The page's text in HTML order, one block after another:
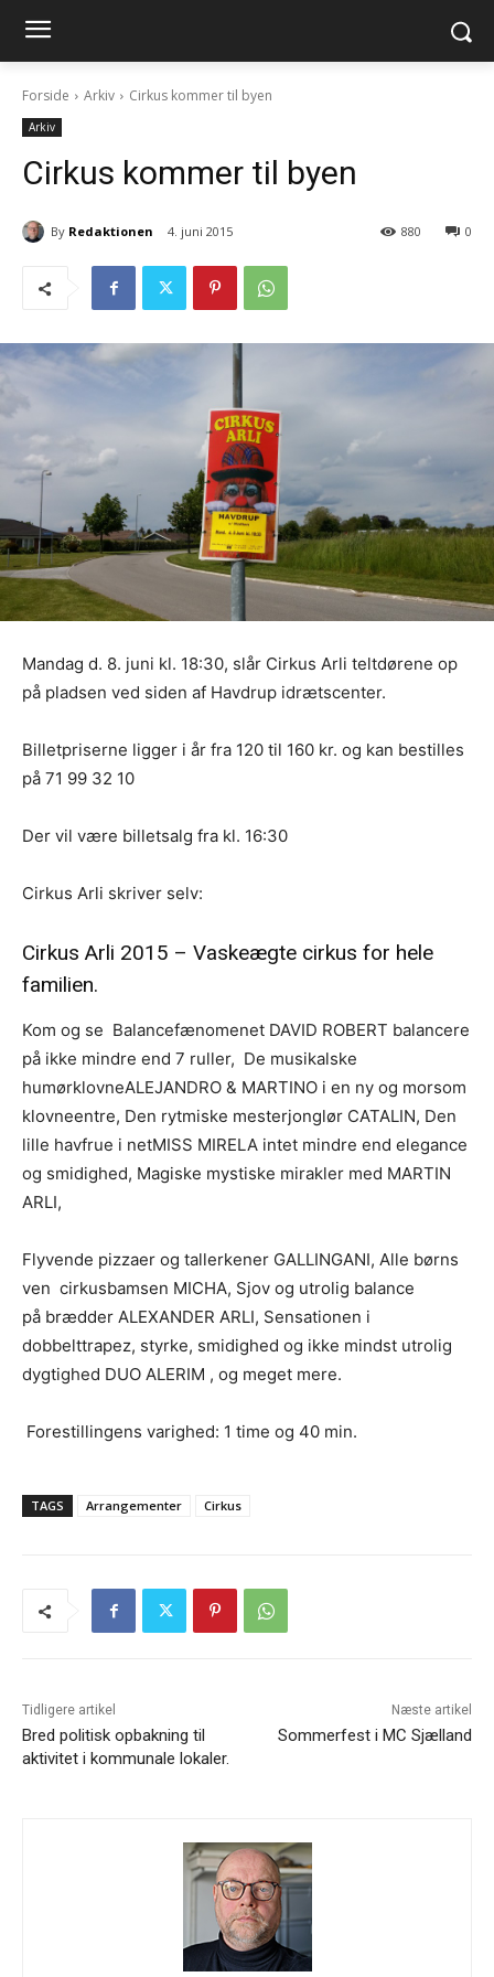
Forside Arkiv Cirkus kommer til byen
Arkiv
Cirkus kommer til byen
By Redaktionen 4. juni 2015 0
880
Mandag d. 8. juni kl. 18:30, slår Cirkus Arli teltdørene op
på pladsen ved siden af Havdrup idrætscenter.
Billetpriserne ligger i år fra 120 til 160 kr. og kan bestilles
på 71 99 32 10
Der vil være billetsalg fra kl. 16:30
Cirkus Arli skriver selv:
Cirkus Arli 2015 – Vaskeægte cirkus for hele
familien.
Kom og se Balancefænomenet DAVID ROBERT balancere
på ikke mindre end 7 ruller, De musikalske
humørklovneALEJANDRO & MARTINO i en ny og morsom
klovneentre, Den rytmiske mesterjonglør CATALIN, Den
lille havfrue i netMISS MIRELA intet mindre end elegance
og smidighed, Magiske mystiske mirakler med MARTIN
ARLI,
Flyvende pizzaer og tallerkener GALLINGANI, Alle børns
ven cirkusbamsen MICHA, Sjov og utrolig balance
på brædder ALEXANDER ARLI, Sensationen i
dobbelttrapez, styrke, smidighed og ikke mindst utrolig
dygtighed DUO ALERIM , og meget mere.
Forestillingens varighed: 1 time og 40 min.
TAGS Arrangementer Cirkus
Tidligere artikel
Bred politisk opbakning til
aktivitet i kommunale lokaler.
Næste artikel
Sommerfest i MC Sjælland